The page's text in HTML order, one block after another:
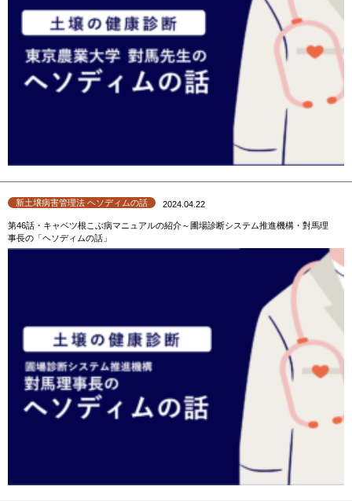
新土壌病害管理法 ヘソディムの話 2024.04.22
第46話・キャベツ根こぶ病マニュアルの紹介～圃場診断システム推進機構・對馬理
事長の「ヘソディムの話」